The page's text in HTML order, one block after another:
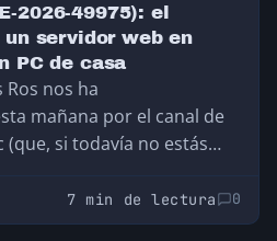
2026-49975): el
servidor web en
PC de casa
nos ha
mañana por el canal de
(que, si todavía no estás
7 min de lectura 0